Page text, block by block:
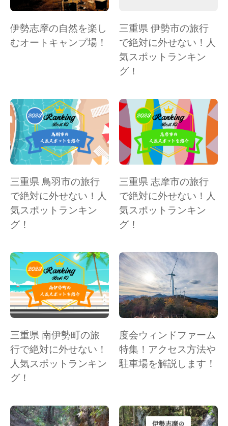
伊勢志摩の自然を楽し
むオートキャンプ場！
三重県 伊勢市の旅行
で絶対に外せない！人
気スポットランキン
グ！
三重県 鳥羽市の旅行
で絶対に外せない！人
気スポットランキン
グ！
三重県 志摩市の旅行
で絶対に外せない！人
気スポットランキン
グ！
三重県 南伊勢町の旅
行で絶対に外せない！
人気スポットランキン
グ！
度会ウィンドファーム
特集！アクセス方法や
駐車場を解説します！